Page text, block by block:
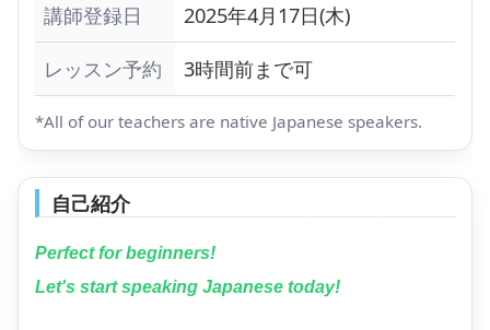
講師登録日
2025年4月17日(木)
レッスン予約
3時間前まで可
*All of our teachers are native Japanese speakers.
自己紹介
Perfect for beginners!
Let's start speaking Japanese today!